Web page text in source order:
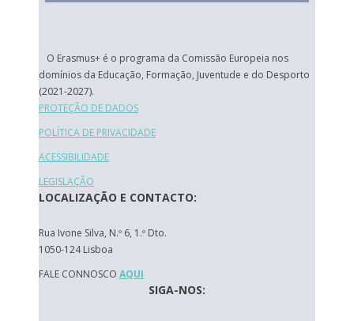
O Erasmus+ é o programa da Comissão Europeia nos
domínios da Educação, Formação, Juventude e do Desporto
(2021-2027).
PROTEÇÃO DE DADOS
POLÍTICA DE PRIVACIDADE
ACESSIBILIDADE
LEGISLAÇÃO
LOCALIZAÇÃO E CONTACTO:
Rua Ivone Silva, N.º 6, 1.º Dto.
1050-124 Lisboa
FALE CONNOSCO AQUI
SIGA-NOS: